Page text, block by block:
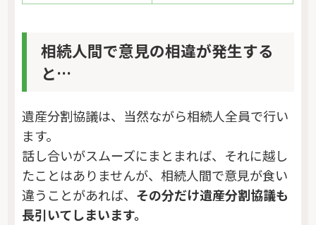
相続人間で意見の相違が発生する
と…
遺産分割協議は、当然ながら相続人全員で行い
ます。
話し合いがスムーズにまとまれば、それに越し
たことはありませんが、相続人間で意見が食い
違うことがあれば、 その分だけ遺産分割協議も
長引いてしまいます。